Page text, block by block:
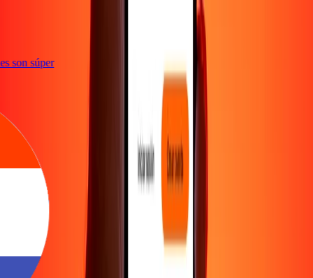
son súper